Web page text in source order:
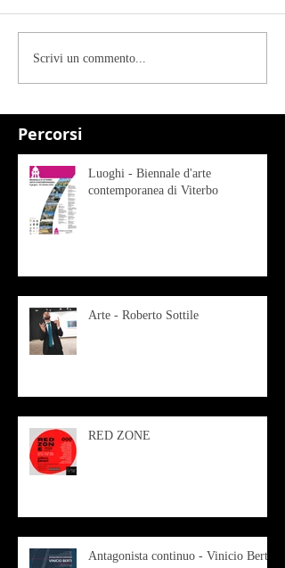
Percorsi
Scrivi un commento...
Luoghi - Biennale d'arte
contemporanea di Viterbo
Arte - Roberto Sottile
RED ZONE
Antagonista continuo - Vinicio Berti